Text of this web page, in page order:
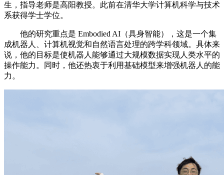
生，指导老师是高阳教授。此前在清华大学计算机科学与技术
系获得学士学位。
他的研究重点是 Embodied AI（具身智能），这是一个集
成机器人、计算机视觉和自然语言处理的跨学科领域。具体来
说，他的目标是使机器人能够通过大规模数据实现人类水平的
操作能力。同时，他还热衷于利用基础模型来增强机器人的能
力。